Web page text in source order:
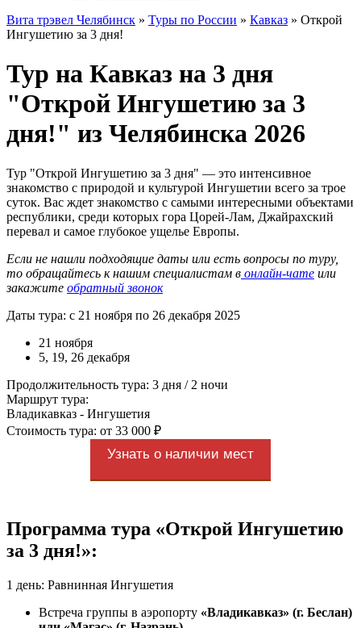
Вита трэвел Челябинск » Туры по России » Кавказ » Открой
Ингушетию за 3 дня!
Тур на Кавказ на 3 дня
"Открой Ингушетию за 3
дня!" из Челябинска 2026
Тур "Открой Ингушетию за 3 дня" — это интенсивное
знакомство с природой и культурой Ингушетии всего за трое
суток. Вас ждет знакомство с самыми интересными объектами
республики, среди которых гора Цорей-Лам, Джайрахский
перевал и самое глубокое ущелье Европы.
Если не нашли подходящие даты или есть вопросы по туру,
то обращайтесь к нашим специалистам в онлайн-чате или
закажите обратный звонок
Даты тура: с 21 ноября по 26 декабря 2025
21 ноября
5, 19, 26 декабря
Продолжительность тура: 3 дня / 2 ночи
Маршрут тура:
Владикавказ - Ингушетия
Стоимость тура: от 33 000 ₽
Узнать о наличии мест
Программа тура «Открой Ингушетию
за 3 дня!»:
1 день: Равнинная Ингушетия
Встреча группы в аэропорту «Владикавказ» (г. Беслан)